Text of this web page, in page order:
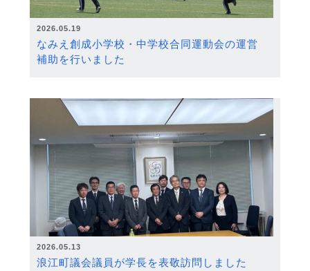
2026.05.19
なみえ創成小学校・中学校合同運動会の運営
補助を行いました
2026.05.13
浪江町議会議員が学長を表敬訪問しました